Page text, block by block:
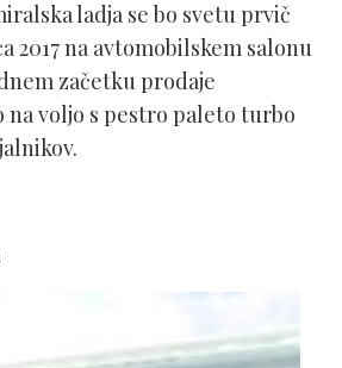
ladja se bo svetu prvič
2017 na avtomobilskem salonu
začetku prodaje
na voljo s pestro paleto turbo